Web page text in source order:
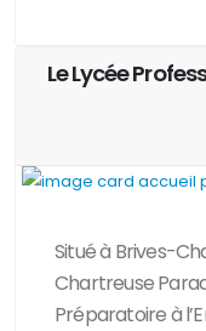
Le Lycée
Situé à Brives-
Chartreuse
Préparatoire à